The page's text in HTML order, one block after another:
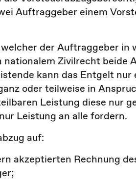
Auftraggeber einem
der Auftraggeber in
Zivilrecht beide
kann das Entgelt nur
oder teilweise in
Leistung diese nur
Leistung an alle fordern.
auf:
akzeptierten Rechnung